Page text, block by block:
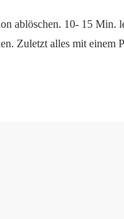
ablöschen. 10- 15 Min.
Zuletzt alles mit einem